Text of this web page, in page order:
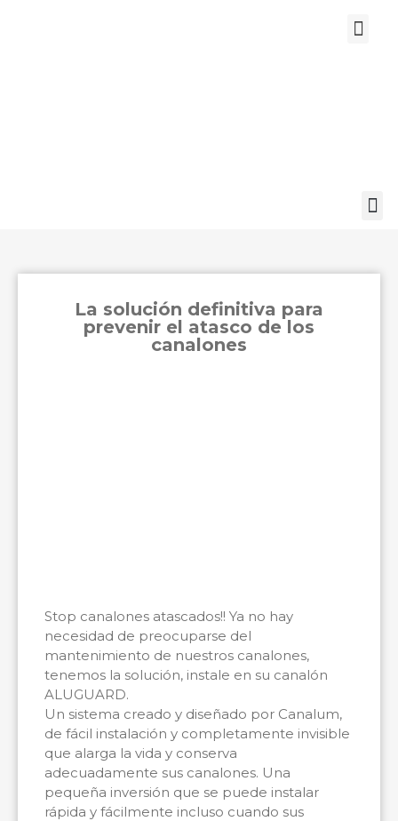
La solución definitiva para
prevenir el atasco de los
canalones
Stop canalones atascados!! Ya no hay
necesidad de preocuparse del
mantenimiento de nuestros canalones,
tenemos la solución, instale en su canalón
ALUGUARD.
Un sistema creado y diseñado por Canalum,
de fácil instalación y completamente invisible
que alarga la vida y conserva
adecuadamente sus canalones. Una
pequeña inversión que se puede instalar
rápida y fácilmente incluso cuando sus